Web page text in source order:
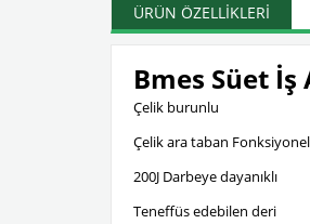
ÜRÜN ÖZELLIKLERI
Bmes Süet İş
Çelik burunlu
Çelik ara taban Fonksiyonel
200J Darbeye dayanıklı
Teneffüs edebilen deri